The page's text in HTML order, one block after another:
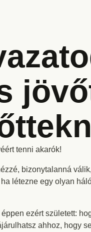
tenni akarók!
bizonytalanná
létezne egy olyan
ezért született:
ahhoz, hogy